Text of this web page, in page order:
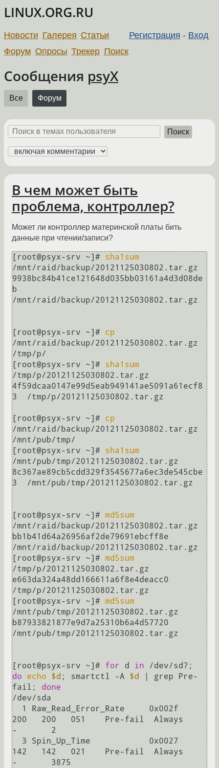
LINUX.ORG.RU
Регистрация - Вход
Новости Галерея Статьи
Форум Опросы Трекер Поиск
Сообщения psyX
Все Форум
Поиск
В чем может быть
проблема, контроллер?
Может ли контроллер материнской платы бить
данные при чтении/записи?
[root@psyx-srv ~]# sha1sum
/mnt/raid/backup/20121125030802.tar.gz
9938bc84b41ce121648d035bb03161a4d3d08de
b
/mnt/raid/backup/20121125030802.tar.gz
[root@psyx-srv ~]# cp
/mnt/raid/backup/20121125030802.tar.gz
/tmp/p/
[root@psyx-srv ~]# sha1sum
/tmp/p/20121125030802.tar.gz
4f59dcaa0147e99d5eab949141ae5091a61ecf8
3  /tmp/p/20121125030802.tar.gz
[root@psyx-srv ~]# cp
/mnt/raid/backup/20121125030802.tar.gz
/mnt/pub/tmp/
[root@psyx-srv ~]# sha1sum
/mnt/pub/tmp/20121125030802.tar.gz
8c367ae89cb5cdd329f3545677a6ec3de545cbe
3  /mnt/pub/tmp/20121125030802.tar.gz
[root@psyx-srv ~]# md5sum
/mnt/raid/backup/20121125030802.tar.gz
bb1b41d64a26956af2de79691ebcff8e
/mnt/raid/backup/20121125030802.tar.gz
[root@psyx-srv ~]# md5sum
/tmp/p/20121125030802.tar.gz
e663da324a48dd166611a6f8e4deacc0
/tmp/p/20121125030802.tar.gz
[root@psyx-srv ~]# md5sum
/mnt/pub/tmp/20121125030802.tar.gz
b87933821877e9d7a25310b6a4d57720
/mnt/pub/tmp/20121125030802.tar.gz
[root@psyx-srv ~]# for d in
do
echo $d ; smartctl -A $d
| grep Pre-
fail; done
/dev/sda
200   200   051    Pre-fail  Always
-       2
142   142   021    Pre-fail  Always
-       3875